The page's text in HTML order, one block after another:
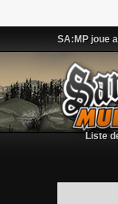
SA:MP joue
Liste